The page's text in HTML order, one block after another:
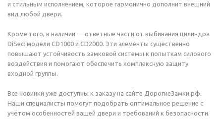
и стильным исполнением, которое гармонично дополнит внешний
вид любой двери.
Кроме того, в наличии — ответные части от выбивания цилиндра
DiSec: модели CD1000 и CD2000. Эти элементы существенно
повышают устойчивость замковой системы к попыткам силового
воздействия и помогают обеспечить комплексную защиту
входной группы.
Все новинки уже доступны к заказу на сайте ДорогиеЗамки.рф.
Наши специалисты помогут подобрать оптимальное решение с
учётом особенностей вашей двери и требований к безопасности.